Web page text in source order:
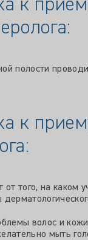
к
полости
к
от того, на каком
волос и
мыть